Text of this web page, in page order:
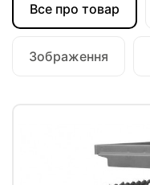
Все про товар
Зображення